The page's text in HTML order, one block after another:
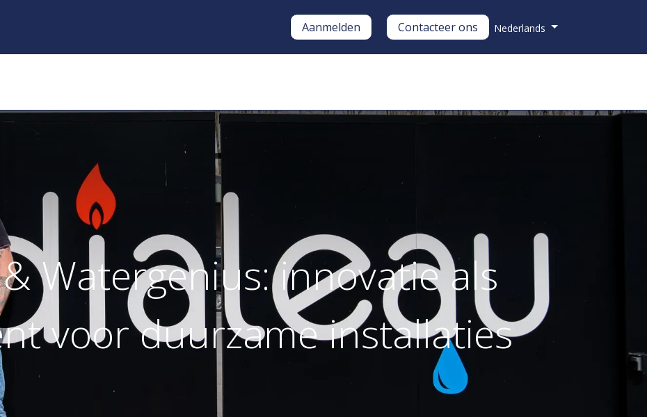
Nederlands
Aanmelden Contacteer ons
Watergenius: innovatie als
voor duurzame installaties